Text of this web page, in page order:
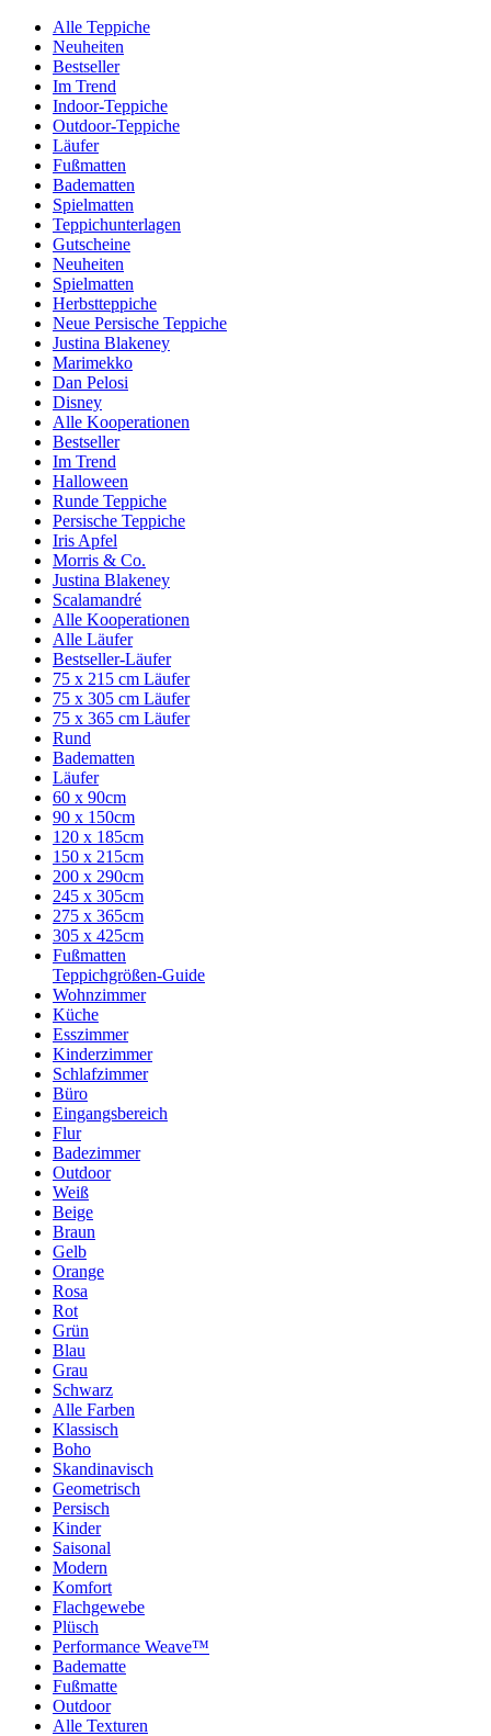
Alle Teppiche
Neuheiten
Bestseller
Im Trend
Indoor-Teppiche
Outdoor-Teppiche
Läufer
Fußmatten
Badematten
Spielmatten
Teppichunterlagen
Gutscheine
Neuheiten
Spielmatten
Herbstteppiche
Neue Persische Teppiche
Justina Blakeney
Marimekko
Dan Pelosi
Disney
Alle Kooperationen
Bestseller
Im Trend
Halloween
Runde Teppiche
Persische Teppiche
Iris Apfel
Morris & Co.
Justina Blakeney
Scalamandré
Alle Kooperationen
Alle Läufer
Bestseller-Läufer
75 x 215 cm Läufer
75 x 305 cm Läufer
75 x 365 cm Läufer
Rund
Badematten
Läufer
60 x 90cm
90 x 150cm
120 x 185cm
150 x 215cm
200 x 290cm
245 x 305cm
275 x 365cm
305 x 425cm
Fußmatten
Teppichgrößen-Guide
Wohnzimmer
Küche
Esszimmer
Kinderzimmer
Schlafzimmer
Büro
Eingangsbereich
Flur
Badezimmer
Outdoor
Weiß
Beige
Braun
Gelb
Orange
Rosa
Rot
Grün
Blau
Grau
Schwarz
Alle Farben
Klassisch
Boho
Skandinavisch
Geometrisch
Persisch
Kinder
Saisonal
Modern
Komfort
Flachgewebe
Plüsch
Performance Weave™
Badematte
Fußmatte
Outdoor
Alle Texturen